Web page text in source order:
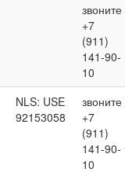
звоните
+7
(911)
141-90-
10
NLS: USE
92153058
звоните
+7
(911)
141-90-
10